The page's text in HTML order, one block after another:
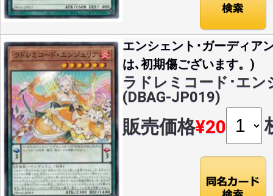
エンシェント･ガーディア
は､初期傷ございます。)
ラドレミコード･エン
(DBAG-JP019)
販売価格¥20